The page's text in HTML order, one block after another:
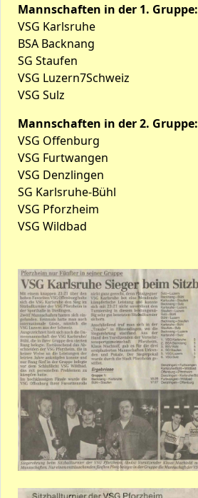
Mannschaften in der 1. Gruppe:
VSG Karlsruhe
BSA Backnang
SG Staufen
VSG Luzern7Schweiz
VSG Sulz
Mannschaften in der 2. Gruppe:
VSG Offenburg
VSG Furtwangen
VSG Denzlingen
SG Karlsruhe-Bühl
VSG Pforzheim
VSG Wildbad